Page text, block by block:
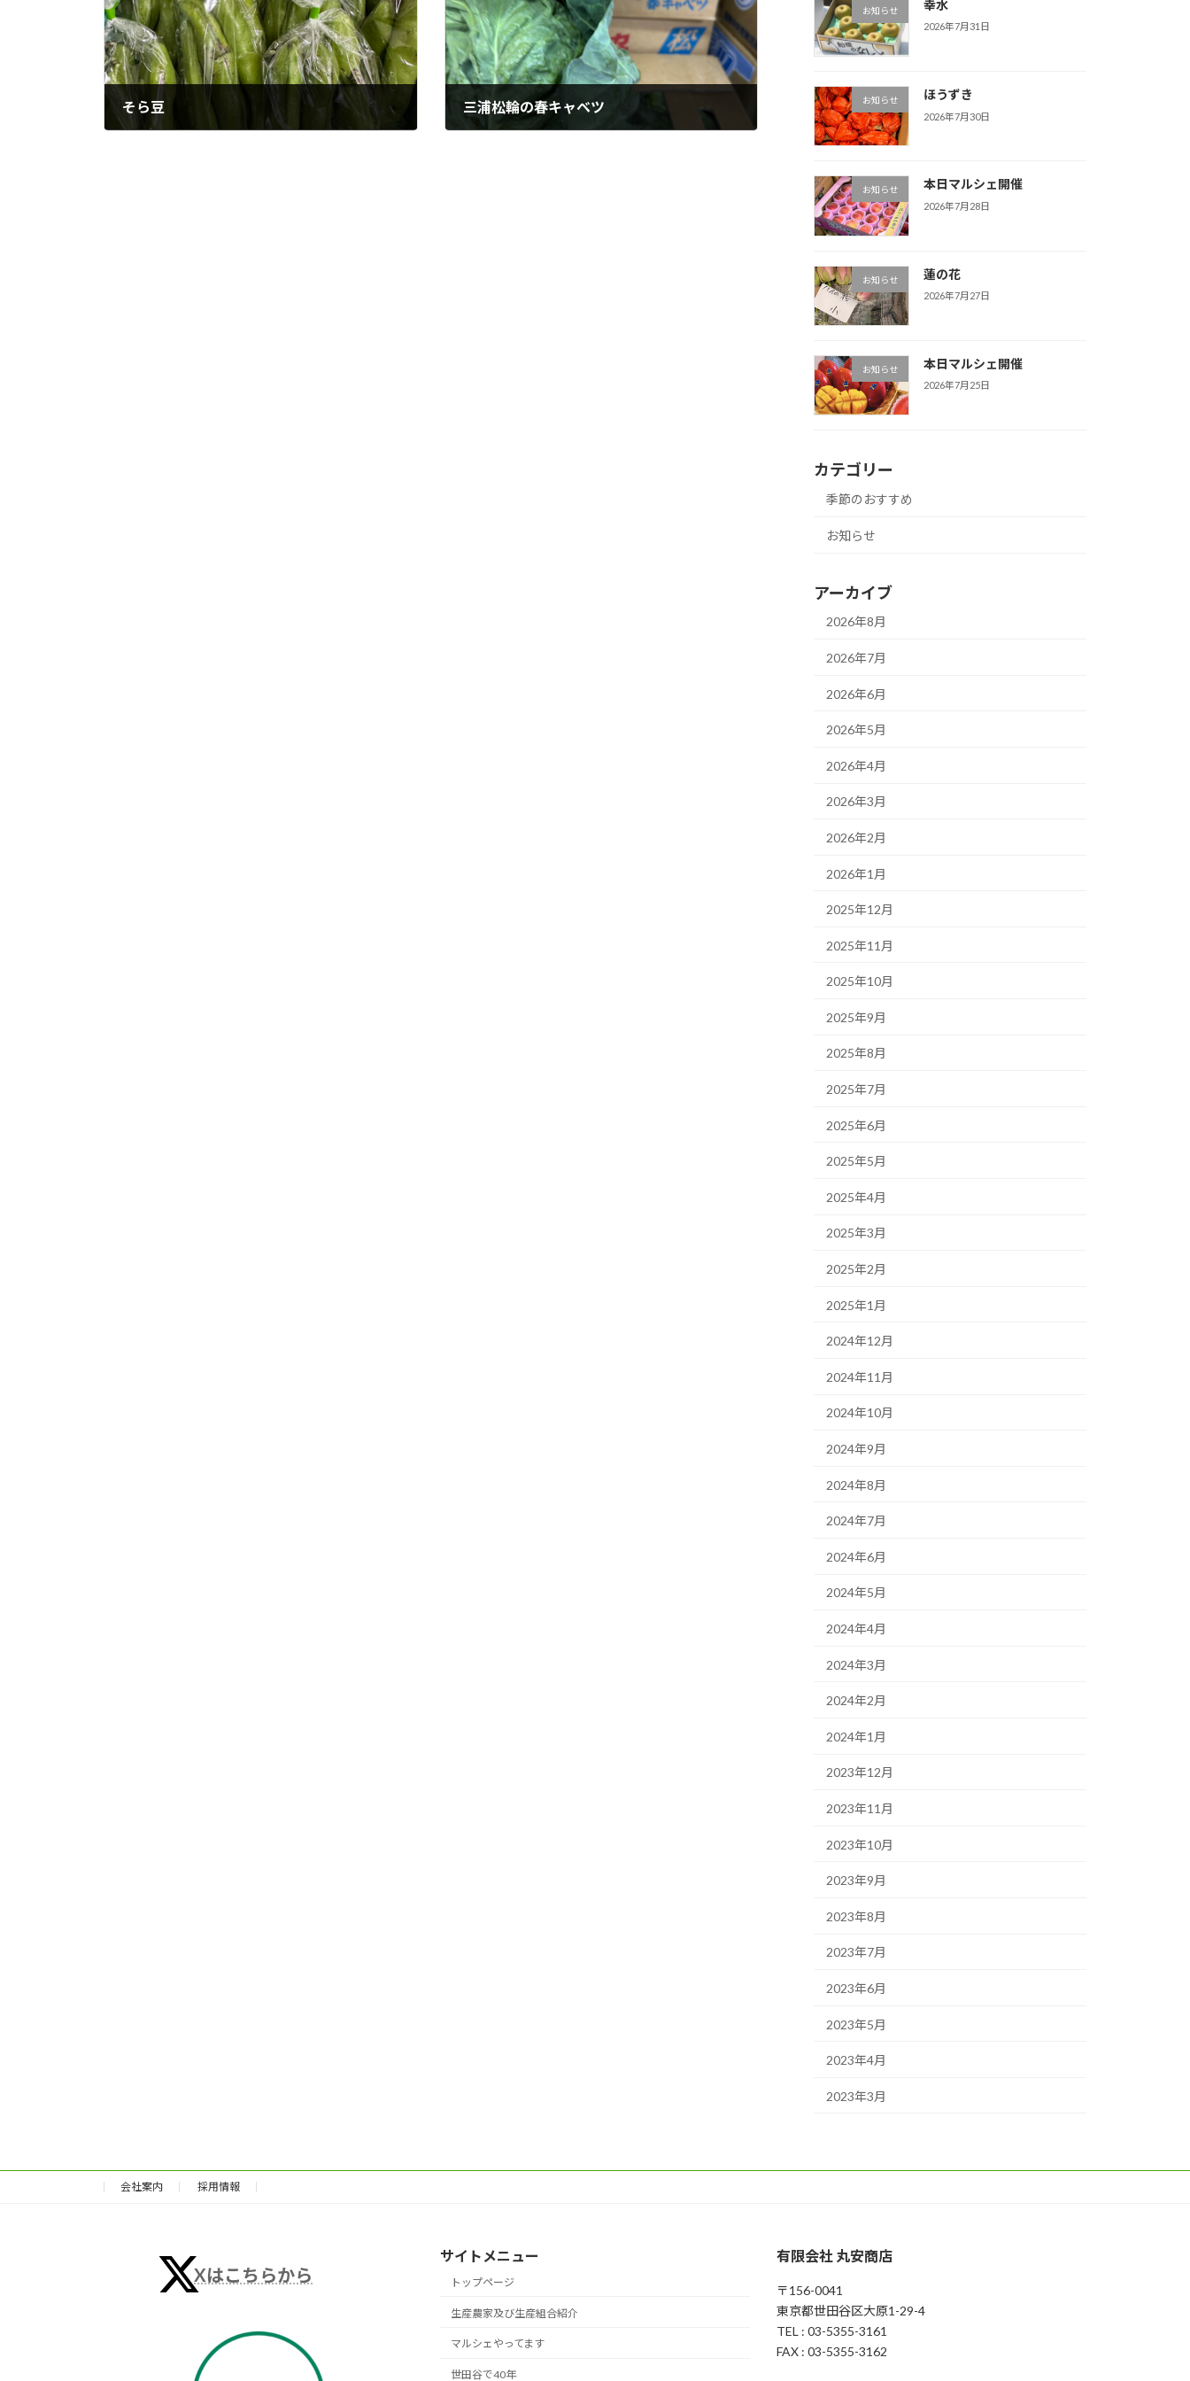
そら豆 三浦松輪の春キャベツ
お知らせ 幸水
2026年7月31日
お知らせ ほうずき
2026年7月30日
お知らせ 本日マルシェ開催
2026年7月28日
お知らせ 蓮の花
2026年7月27日
お知らせ 本日マルシェ開催
2026年7月25日
カテゴリー
季節のおすすめ
お知らせ
アーカイブ
2026年8月
2026年7月
2026年6月
2026年5月
2026年4月
2026年3月
2026年2月
2026年1月
2025年12月
2025年11月
2025年10月
2025年9月
2025年8月
2025年7月
2025年6月
2025年5月
2025年4月
2025年3月
2025年2月
2025年1月
2024年12月
2024年11月
2024年10月
2024年9月
2024年8月
2024年7月
2024年6月
2024年5月
2024年4月
2024年3月
2024年2月
2024年1月
2023年12月
2023年11月
2023年10月
2023年9月
2023年8月
2023年7月
2023年6月
2023年5月
2023年4月
2023年3月
会社案内 採用情報
Xはこちらから
サイトメニュー
トップページ
生産農家及び生産組合紹介
マルシェやってます
世田谷で40年
有限会社 丸安商店
〒156-0041
東京都世田谷区大原1-29-4
TEL : 03-5355-3161
FAX : 03-5355-3162